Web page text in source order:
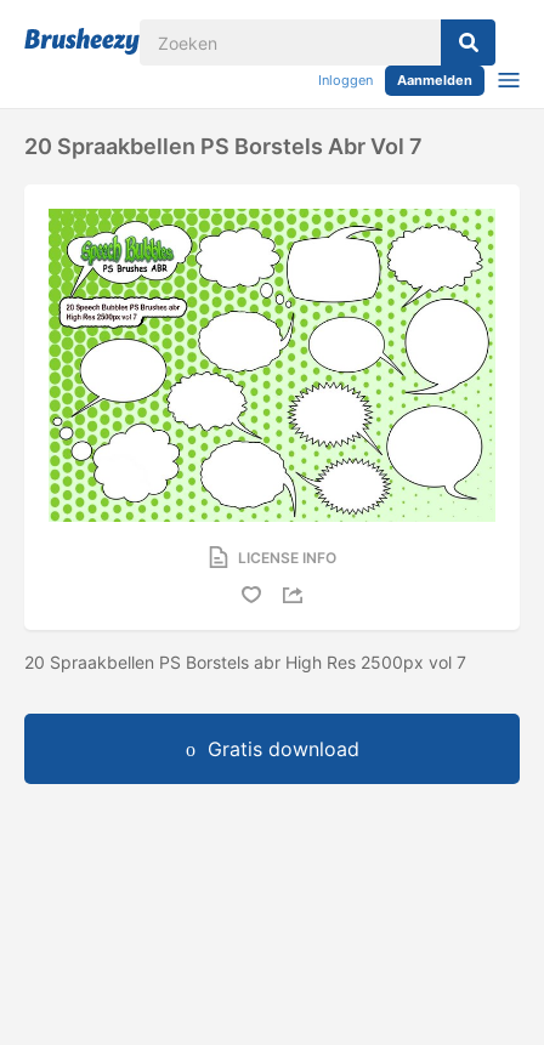
Inloggen Aanmelden
20 Spraakbellen PS Borstels Abr Vol 7
LICENSE INFO
20 Spraakbellen PS Borstels abr High Res 2500px vol 7
Gratis download